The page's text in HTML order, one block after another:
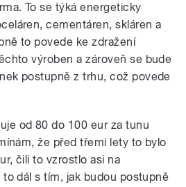
To se týká energeticky
cementáren, skláren a
to povede ke zdražení
výroben a zároveň se bude
postupně z trhu, což povede
od 80 do 100 eur za tunu
že před třemi lety to bylo
čili to vzrostlo asi na
dál s tím, jak budou postupně